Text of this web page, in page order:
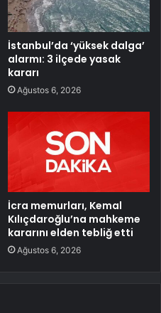
İstanbul’da ‘yüksek dalga’
alarmı: 3 ilçede yasak
kararı
Ağustos 6, 2026
İcra memurları, Kemal
Kılıçdaroğlu’na mahkeme
kararını elden tebliğ etti
Ağustos 6, 2026